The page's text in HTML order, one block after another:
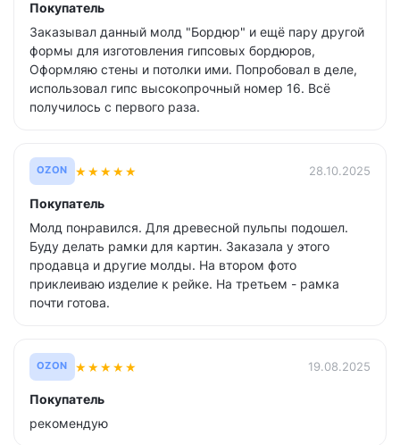
Покупатель
Заказывал данный молд "Бордюр" и ещё пару другой
формы для изготовления гипсовых бордюров,
Оформляю стены и потолки ими. Попробовал в деле,
использовал гипс высокопрочный номер 16. Всё
получилось с первого раза.
OZON ★★★★★ 28.10.2025
Покупатель
Молд понравился. Для древесной пульпы подошел.
Буду делать рамки для картин. Заказала у этого
продавца и другие молды. На втором фото
приклеиваю изделие к рейке. На третьем - рамка
почти готова.
OZON ★★★★★ 19.08.2025
Покупатель
рекомендую